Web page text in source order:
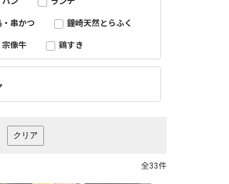
串かつ 鐘崎天然とらふく
宗像牛 鶏すき
全33件